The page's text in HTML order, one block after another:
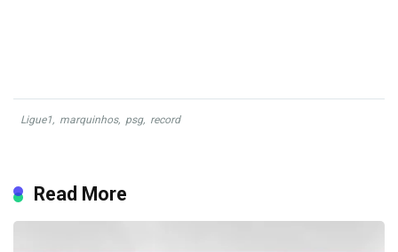
Ligue1, marquinhos, psg, record
Read More